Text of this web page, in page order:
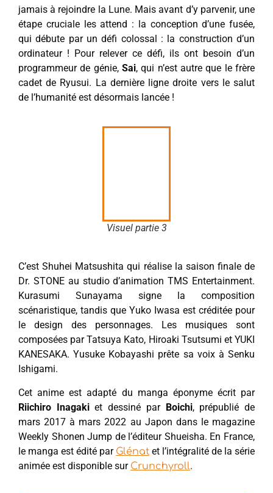
jamais à rejoindre la Lune. Mais avant d’y parvenir, une
étape cruciale les attend : la conception d’une fusée,
qui débute par un défi colossal : la construction d’un
ordinateur ! Pour relever ce défi, ils ont besoin d’un
programmeur de génie, Sai, qui n’est autre que le frère
cadet de Ryusui. La dernière ligne droite vers le salut
de l’humanité est désormais lancée !
Visuel partie 3
C’est Shuhei Matsushita qui réalise la saison finale de
Dr. STONE au studio d’animation TMS Entertainment.
Kurasumi Sunayama signe la composition
scénaristique, tandis que Yuko Iwasa est créditée pour
le design des personnages. Les musiques sont
composées par Tatsuya Kato, Hiroaki Tsutsumi et YUKI
KANESAKA. Yusuke Kobayashi prête sa voix à Senku
Ishigami.
Cet anime est adapté du manga éponyme écrit par
Riichiro Inagakiet dessiné par Boichi, prépublié de
mars 2017 à mars 2022 au Japon dans le magazine
Weekly Shonen Jump de l’éditeur Shueisha. En France,
le manga est édité par Glénat et l’intégralité de la série
animée est disponible sur Crunchyroll.